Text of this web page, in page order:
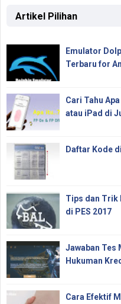
Artikel Pilihan
Emulator
Terbaru for
Cari Tahu
atau iPad di
Daftar Kode
Tips dan Trik
di PES 2017
Jawaban Tes
Hukuman
Cara Efektif